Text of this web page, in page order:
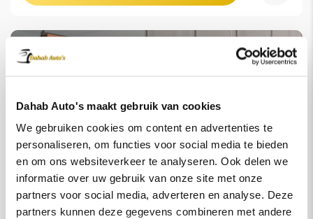
Dahab Auto's maakt gebruik van cookies
We gebruiken cookies om content en advertenties te
personaliseren, om functies voor social media te bieden
en om ons websiteverkeer te analyseren. Ook delen we
informatie over uw gebruik van onze site met onze
partners voor social media, adverteren en analyse. Deze
partners kunnen deze gegevens combineren met andere